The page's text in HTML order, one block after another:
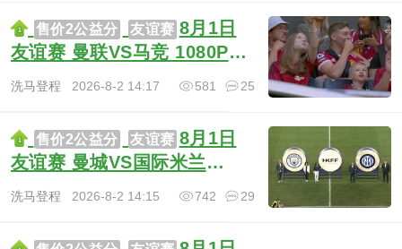
售价2公益分 友谊赛 8月1日
友谊赛 曼联VS马竞 1080P
MUTV 英语 7.4G TS
洗马登程 2026-8-2 14:17 25
581
售价2公益分 友谊赛 8月1日
友谊赛 曼城VS国际米兰
1080P FEED 英语 8.7G TS
洗马登程 2026-8-2 14:15 29
742